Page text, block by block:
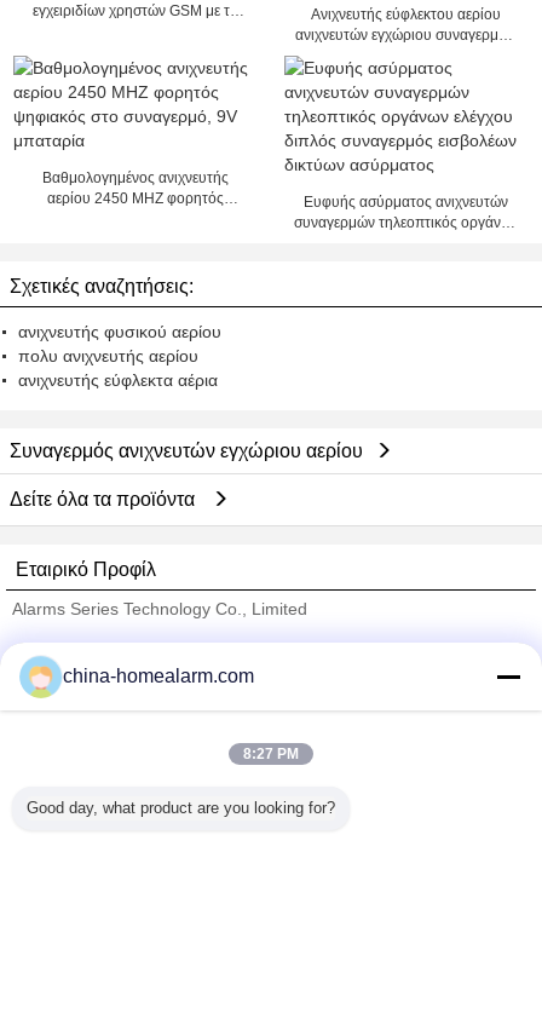
εγχειριδίων χρηστών GSM με το
Ανιχνευτής εύφλεκτου αερίου
ανιχνευτών εγχώριου συναγερμών
πετρελαίου/φυσικού αερίου
Βαθμολογημένος ανιχνευτής
αερίου 2450 MHZ φορητός
Ευφυής ασύρματος ανιχνευτών
συναγερμών τηλεοπτικός οργάνων
Σχετικές αναζητήσεις:
ανιχνευτής φυσικού αερίου
πολυ ανιχνευτής αερίου
ανιχνευτής εύφλεκτα αέρια
Συναγερμός ανιχνευτών εγχώριου αερίου
Δείτε όλα τα προϊόντα
Εταιρικό Προφίλ
Alarms Series Technology Co., Limited
Trust Seal
Verified Suplier
Όλα τα Προϊόντα
china-homealarm.com
8:27 PM
Good day, what product are you looking for?